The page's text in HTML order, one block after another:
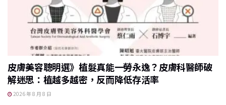
皮膚美容聰明選》植髮真能一勞永逸？皮膚科醫師破
解迷思：植越多越密，反而降低存活率
2026 年 8 月 8 日